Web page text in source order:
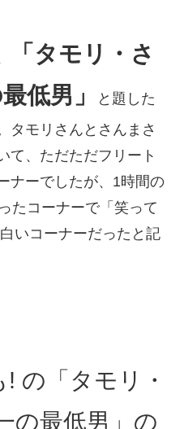
「タモリ・さ
低男」
と題した
タモリさんとさんまさ
て、ただただフリート
ナーでしたが、1時間の
たコーナーで「笑って
いコーナーだったと記
の「タモリ・
の最低男」の